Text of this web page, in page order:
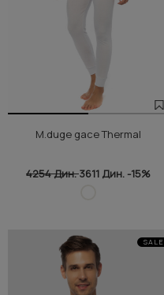
M.duge gace Thermal
4254 Дин.3611 Дин. -15%
SALE